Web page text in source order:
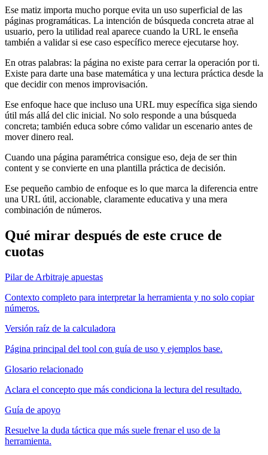
Ese matiz importa mucho porque evita un uso superficial de las
páginas programáticas. La intención de búsqueda concreta atrae al
usuario, pero la utilidad real aparece cuando la URL le enseña
también a validar si ese caso específico merece ejecutarse hoy.
En otras palabras: la página no existe para cerrar la operación por ti.
Existe para darte una base matemática y una lectura práctica desde la
que decidir con menos improvisación.
Ese enfoque hace que incluso una URL muy específica siga siendo
útil más allá del clic inicial. No solo responde a una búsqueda
concreta; también educa sobre cómo validar un escenario antes de
mover dinero real.
Cuando una página paramétrica consigue eso, deja de ser thin
content y se convierte en una plantilla práctica de decisión.
Ese pequeño cambio de enfoque es lo que marca la diferencia entre
una URL útil, accionable, claramente educativa y una mera
combinación de números.
Qué mirar después de este cruce de
cuotas
Pilar de Arbitraje apuestas
Contexto completo para interpretar la herramienta y no solo copiar
números.
Versión raíz de la calculadora
Página principal del tool con guía de uso y ejemplos base.
Glosario relacionado
Aclara el concepto que más condiciona la lectura del resultado.
Guía de apoyo
Resuelve la duda táctica que más suele frenar el uso de la
herramienta.